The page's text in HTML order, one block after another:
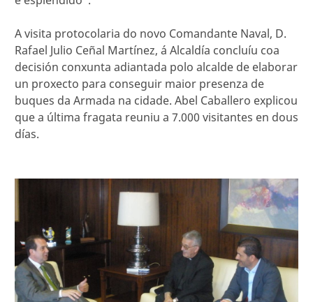
A visita protocolaria do novo Comandante Naval, D.
Rafael Julio Ceñal Martínez, á Alcaldía concluíu coa
decisión conxunta adiantada polo alcalde de elaborar
un proxecto para conseguir maior presenza de
buques da Armada na cidade. Abel Caballero explicou
que a última fragata reuniu a 7.000 visitantes en dous
días.